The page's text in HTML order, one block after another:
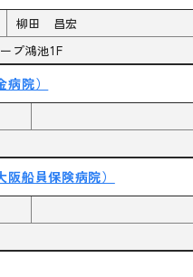
柳田 昌宏
プ鴻池1F
院）
船員保険病院）